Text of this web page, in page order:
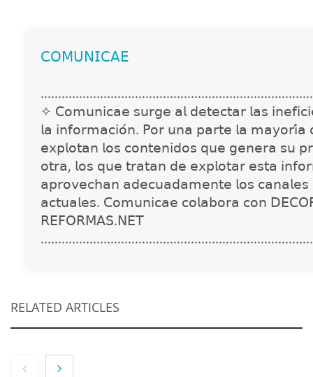
𝖢𝖮𝖬𝖴𝖭𝖨𝖢𝖠𝖤
✧ 𝖢𝗈𝗆𝗎𝗇𝗂𝖼𝖺𝖾 𝗌𝗎𝗋𝗀𝖾 𝖺𝗅 𝖽𝖾𝗍𝖾𝖼𝗍𝖺𝗋 𝗅𝖺𝗌
𝗅𝖺 𝗂𝗇𝖿𝗈𝗋𝗆𝖺𝖼𝗂𝗈́𝗇. 𝖯𝗈𝗋 𝗎𝗇𝖺 𝗉𝖺𝗋𝗍𝖾 𝗅𝖺
𝖾𝗑𝗉𝗅𝗈𝗍𝖺𝗇 𝗅𝗈𝗌 𝖼𝗈𝗇𝗍𝖾𝗇𝗂𝖽𝗈𝗌 𝗊𝗎𝖾 𝗀𝖾𝗇𝖾𝗋𝖺 𝗌𝗎
𝗈𝗍𝗋𝖺, 𝗅𝗈𝗌 𝗊𝗎𝖾 𝗍𝗋𝖺𝗍𝖺𝗇 𝖽𝖾 𝖾𝗑𝗉𝗅𝗈𝗍𝖺𝗋 𝖾𝗌𝗍𝖺
𝖺𝗉𝗋𝗈𝗏𝖾𝖼𝗁𝖺𝗇 𝖺𝖽𝖾𝖼𝗎𝖺𝖽𝖺𝗆𝖾𝗇𝗍𝖾 𝗅𝗈𝗌
𝖺𝖼𝗍𝗎𝖺𝗅𝖾𝗌. 𝖢𝗈𝗆𝗎𝗇𝗂𝖼𝖺𝖾 𝖼𝗈𝗅𝖺𝖻𝗈𝗋𝖺 𝖼𝗈𝗇
𝖱𝖤𝖥𝖮𝖱𝖬𝖠𝖲.𝖭𝖤𝖳
RELATED ARTICLES